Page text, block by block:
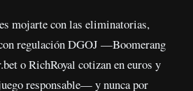
mojarte con las eliminatorias,
regulación DGOJ —Boomerang
o RichRoyal cotizan en euros y
responsable— y nunca por